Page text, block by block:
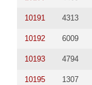
10191 4313
10192 6009
10193 4794
10195 1307